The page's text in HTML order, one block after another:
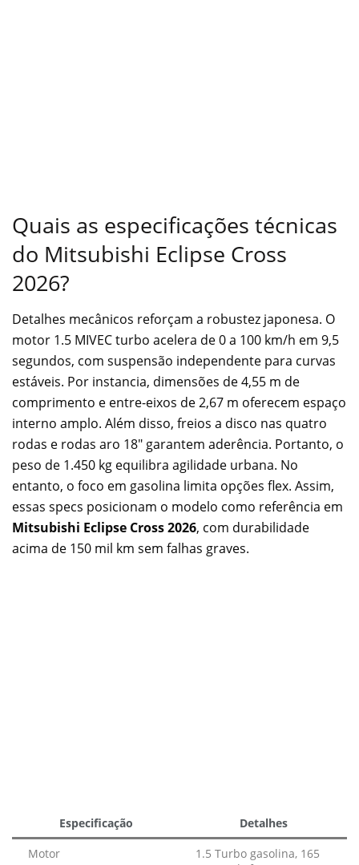
Quais as especificações técnicas
do Mitsubishi Eclipse Cross
2026?
Detalhes mecânicos reforçam a robustez japonesa. O
motor 1.5 MIVEC turbo acelera de 0 a 100 km/h em 9,5
segundos, com suspensão independente para curvas
estáveis. Por instancia, dimensões de 4,55 m de
comprimento e entre-eixos de 2,67 m oferecem espaço
interno amplo. Além disso, freios a disco nas quatro
rodas e rodas aro 18″ garantem aderência. Portanto, o
peso de 1.450 kg equilibra agilidade urbana. No
entanto, o foco em gasolina limita opções flex. Assim,
essas specs posicionam o modelo como referência em
Mitsubishi Eclipse Cross 2026, com durabilidade
acima de 150 mil km sem falhas graves.
Especificação
Detalhes
Motor
1.5 Turbo gasolina, 165